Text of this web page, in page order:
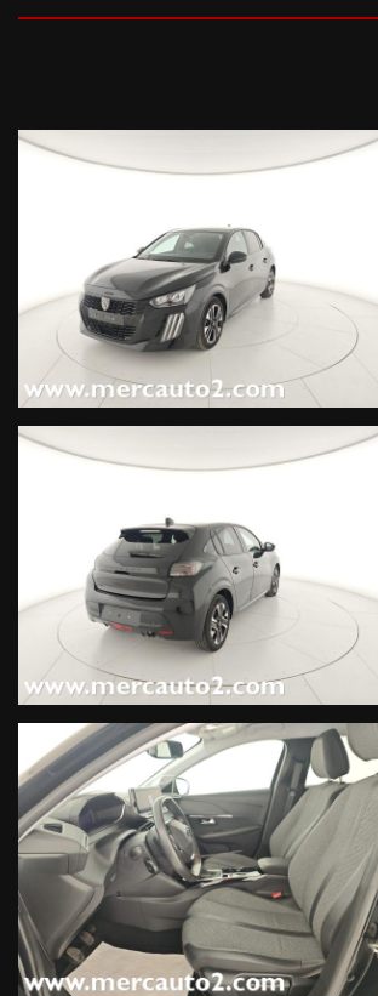
Kit riparazione pneumatici (Compressore